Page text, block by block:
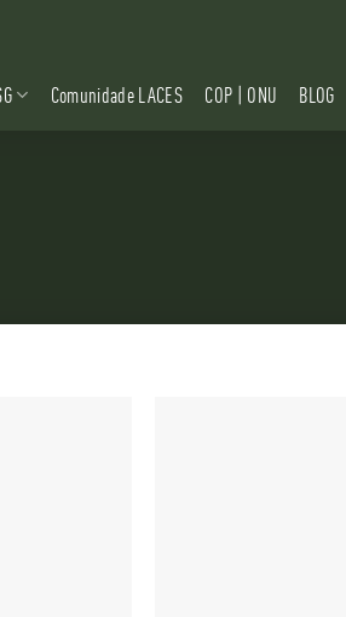
Comunidade LACES COP | ONU BLOG